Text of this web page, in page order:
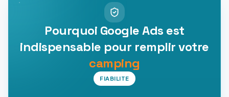
Pourquoi Google Ads est
indispensable pour remplir votre
camping
FIABILITE